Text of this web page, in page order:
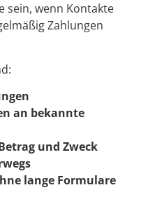
sein, wenn Kontakte
Zahlungen
an bekannte
und Zweck
lange Formulare